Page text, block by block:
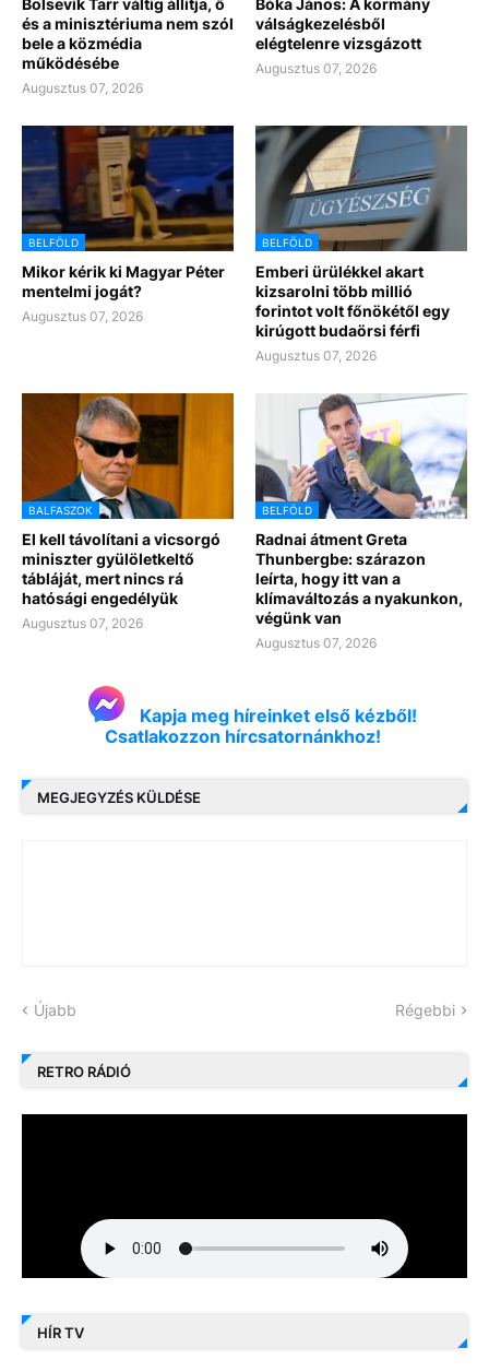
Bolsevik Tarr váltig állítja, ő
és a minisztériuma nem szól
bele a közmédia
működésébe
Augusztus 07, 2026
Bóka János: A kormány
válságkezelésből
elégtelenre vizsgázott
Augusztus 07, 2026
BELFÖLD
Mikor kérik ki Magyar Péter
mentelmi jogát?
Augusztus 07, 2026
BELFÖLD
Emberi ürülékkel akart
kizsarolni több millió
forintot volt főnökétől egy
kirúgott budaörsi férfi
Augusztus 07, 2026
BALFASZOK
El kell távolítani a vicsorgó
miniszter gyülöletkeltő
tábláját, mert nincs rá
hatósági engedélyük
Augusztus 07, 2026
BELFÖLD
Radnai átment Greta
Thunbergbe: szárazon
leírta, hogy itt van a
klímaváltozás a nyakunkon,
végünk van
Augusztus 07, 2026
Kapja meg híreinket első kézből!
Csatlakozzon hírcsatornánkhoz!
MEGJEGYZÉS KÜLDÉSE
Újabb Régebbi
RETRO RÁDIÓ
HÍR TV